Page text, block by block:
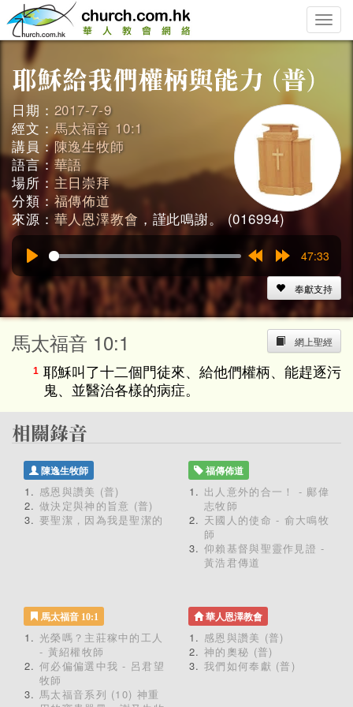
Toggle
日期： 2017-7-9
經文： 馬太福音 10:1
講員：陳逸生牧師
語言： 華語
場所： 主日崇拜
分類：福傳佈道
來源：華人恩澤教會 ，謹此鳴謝。 (016994)
15s
47:33
奉獻支持
網上聖經
馬太福音 10:1
1 耶穌叫了十二個門徒來、給他們權柄、能趕逐污
鬼、並醫治各樣的病症。
陳逸生牧師
感恩與讚美 (普)
做決定與神的旨意 (普)
要聖潔，因為我是聖潔的
福傳佈道
出人意外的合一！ - 鄺偉
志牧師
天國人的使命 - 俞大鳴牧
師
仰賴基督與聖靈作見證 -
黃浩君傳道
馬太福音 10:1
光榮嗎？主莊稼中的工人
- 黃紹權牧師
何必偏偏選中我 - 呂君望
牧師
馬太福音系列 (10) 神重
華人恩澤教會
感恩與讚美 (普)
神的奧秘 (普)
我們如何奉獻 (普)